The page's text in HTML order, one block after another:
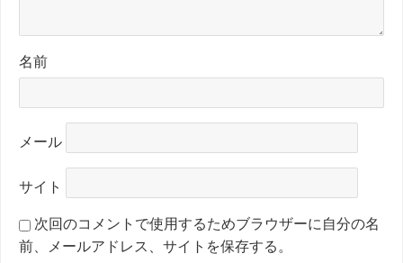
名前
メール
サイト
次回のコメントで使用するためブラウザーに自分の名
前、メールアドレス、サイトを保存する。